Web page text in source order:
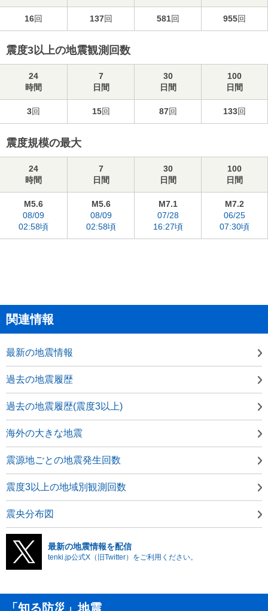
16回 137回 581回 955回
震度3以上の地震観測回数
24
時間
7
日間
30
日間
100
日間
3回 15回 87回 133回
震度規模の最大
24
時間
7
日間
30
日間
100
日間
M5.6
08/09
02:58頃
M5.6
08/09
02:58頃
M7.1
07/28
16:27頃
M7.2
06/25
07:30頃
関連情報
最新の地震情報
過去の地震履歴
過去の地震履歴(震度3以上)
海外の大きな地震
震源地ごとの地震発生回数
震度3以上の地域別観測回数
震央分布図
最新の地震情報を配信
tenki.jp公式X（旧Twitter）をご利用ください。
「知る防災」地震